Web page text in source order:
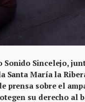
Sonido Sincelejo,
Santa María la
prensa sobre el
su derecho al